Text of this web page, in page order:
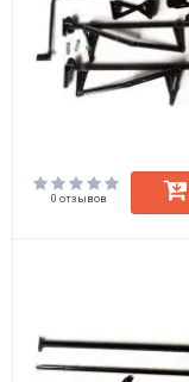
0 отзывов